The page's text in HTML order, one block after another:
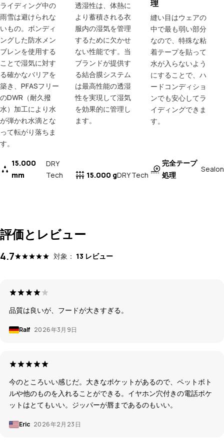
ライディング中の
雨雪は避けられな
いもの。ボンディ
ングした防水メン
ブレンを使用する
ことで湿気に対す
る確かなバリアを
築き、PFASフリー
のDWR（耐久撥
水）加工により水
が弾かれ水滴とな
って転がり落ちま
す。
15.000
mm
DRY
Tech
透湿性は、体熱に
より蓄積される衣
服内の湿気を管理
するために欠かせ
ない性能です。当
ブランドが提供す
る結合膜システム
は最高性能の透湿
性を実現して湿気
を効果的に管理し
ます。
15.000 gDRY Tech
理
縫い目はウェアの
中で最も弱い部分
なので、特殊な粘
着テープを貼って
水が入らないよう
にすることで、ハ
ードコンディショ
ンでも安心してラ
イディングできま
す。
完全テープ
処理
Sealon
評価とレビュー
4.7 対象： 13 レビュー
品質は良いが、フードが大きすぎる。
Ralf 2026年3月9日
今のところいい感じだ。大きなポケットがあるので、ペットボト
ルや他のものを入れることができる。イヤホン穴付きの電話ポケ
ットはとてもいい。ジッパーが唇まであるのもいい。
Eric 2026年2月23日